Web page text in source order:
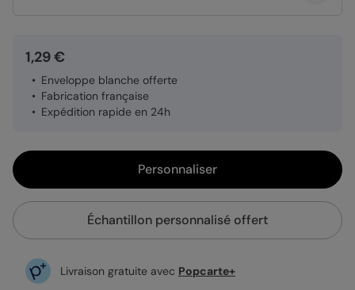
1,29 €
Enveloppe blanche offerte
Fabrication française
Expédition rapide en 24h
Personnaliser
Échantillon personnalisé offert
Livraison gratuite avec Popcarte+